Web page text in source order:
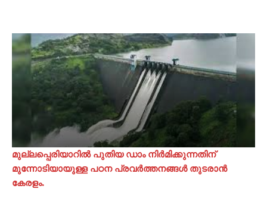
മുല്ലപ്പെരിയാറിൽ പുതിയ ഡാം നിർമിക്കുന്നതിന്
മുന്നോടിയായുള്ള പഠന പ്രവർത്തനങ്ങൾ തുടരാൻ
കേരളം.